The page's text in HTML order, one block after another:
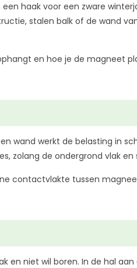
haak voor een zware
stalen balk of de wand
en hoe je de magneet
wand werkt de belasting in
zolang de ondergrond vlak en
contactvlakte tussen
niet wil boren. In de hal